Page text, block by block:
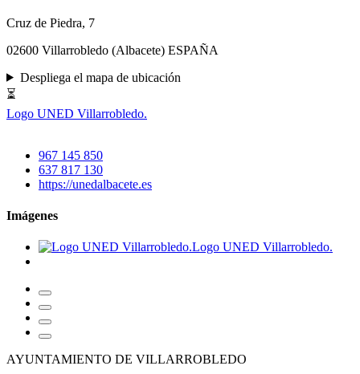
Cruz de Piedra, 7
02600 Villarrobledo (Albacete) ESPAÑA
Despliega el mapa de ubicación
⏳
Logo UNED Villarrobledo.
967 145 850
637 817 130
https://unedalbacete.es
Imágenes
Logo UNED Villarrobledo.
AYUNTAMIENTO DE VILLARROBLEDO